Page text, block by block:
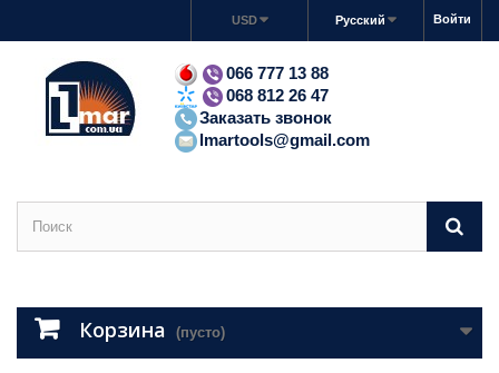
Войти
Русский
USD
066 777 13 88
068 812 26 47
Заказать звонок
lmartools@gmail.com
Корзина (пусто)